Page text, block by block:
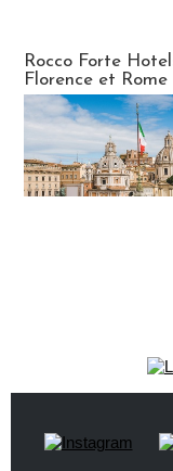
Rocco Forte
Florence et Rome